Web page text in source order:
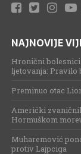
NAJNOVIJE
Hronični bolesnici
ljetovanja: Pravilo
Preminuo otac
Američki
Hormuškom
Muharemović
protiv Lajpciga